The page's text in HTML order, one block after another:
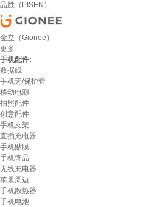
品胜（PISEN）
金立（Gionee）
更多
手机配件:
数据线
手机壳/保护套
移动电源
拍照配件
创意配件
手机支架
直插充电器
手机贴膜
手机饰品
无线充电器
苹果周边
手机散热器
手机电池